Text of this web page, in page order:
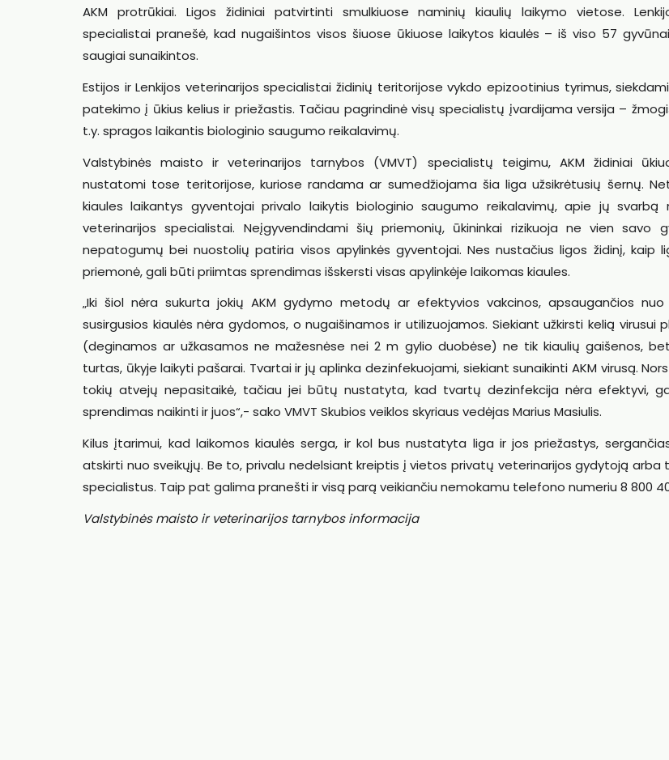
AKM protrūkiai. Ligos židiniai patvirtinti smulkiuose naminių kiaulių laikymo vietose.
specialistai pranešė, kad nugaišintos visos šiuose ūkiuose laikytos kiaulės – iš viso 57
saugiai sunaikintos.
Estijos ir Lenkijos veterinarijos specialistai židinių teritorijose vykdo epizootinius tyrimus,
patekimo į ūkius kelius ir priežastis. Tačiau pagrindinė visų specialistų įvardijama versija –
t.y. spragos laikantis biologinio saugumo reikalavimų.
Valstybinės maisto ir veterinarijos tarnybos (VMVT) specialistų teigimu, AKM židiniai
nustatomi tose teritorijose, kuriose randama ar sumedžiojama šia liga užsikrėtusių šernų.
kiaules laikantys gyventojai privalo laikytis biologinio saugumo reikalavimų, apie jų svarbą
veterinarijos specialistai. Neįgyvendindami šių priemonių, ūkininkai rizikuoja ne vien savo
nepatogumų bei nuostolių patiria visos apylinkės gyventojai. Nes nustačius ligos židinį, kaip
priemonė, gali būti priimtas sprendimas išskersti visas apylinkėje laikomas kiaules.
„Iki šiol nėra sukurta jokių AKM gydymo metodų ar efektyvios vakcinos, apsaugančios
susirgusios kiaulės nėra gydomos, o nugaišinamos ir utilizuojamos. Siekiant užkirsti kelią virusui
(deginamos ar užkasamos ne mažesnėse nei 2 m gylio duobėse) ne tik kiaulių gaišenos,
turtas, ūkyje laikyti pašarai. Tvartai ir jų aplinka dezinfekuojami, siekiant sunaikinti AKM virusą.
tokių atvejų nepasitaikė, tačiau jei būtų nustatyta, kad tvartų dezinfekcija nėra efektyvi,
sprendimas naikinti ir juos“,- sako VMVT Skubios veiklos skyriaus vedėjas Marius Masiulis.
Kilus įtarimui, kad laikomos kiaulės serga, ir kol bus nustatyta liga ir jos priežastys,
atskirti nuo sveikųjų. Be to, privalu nedelsiant kreiptis į vietos privatų veterinarijos gydytoją arba
specialistus. Taip pat galima pranešti ir visą parą veikiančiu nemokamu telefono numeriu 8 800
Valstybinės maisto ir veterinarijos tarnybos informacija